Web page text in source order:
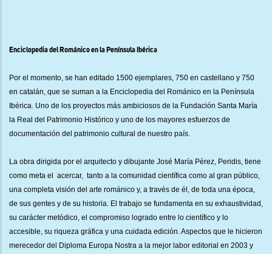
Enciclopedia del Románico en la Península Ibérica
Por el momento, se han editado 1500 ejemplares, 750 en castellano y 750
en catalán, que se suman a la Enciclopedia del Románico en la Península
Ibérica. Uno de los proyectos más ambiciosos de la Fundación Santa María
la Real del Patrimonio Histórico y uno de los mayores esfuerzos de
documentación del patrimonio cultural de nuestro país.
La obra dirigida por el arquitecto y dibujante José María Pérez, Peridis, tiene
como meta el acercar, tanto a la comunidad científica como al gran público,
una completa visión del arte románico y, a través de él, de toda una época,
de sus gentes y de su historia. El trabajo se fundamenta en su exhaustividad,
su carácter metódico, el compromiso logrado entre lo científico y lo
accesible, su riqueza gráfica y una cuidada edición. Aspectos que le hicieron
merecedor del Diploma Europa Nostra a la mejor labor editorial en 2003 y